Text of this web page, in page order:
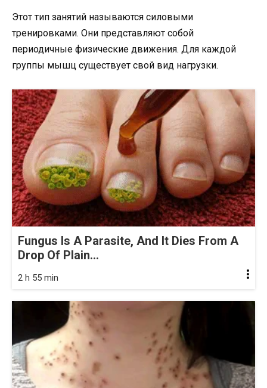
Этот тип занятий называются силовыми
тренировками. Они представляют собой
периодичные физические движения. Для каждой
группы мышц существует свой вид нагрузки.
Fungus Is A Parasite, And It Dies From A
Drop Of Plain...
2 h 55 min